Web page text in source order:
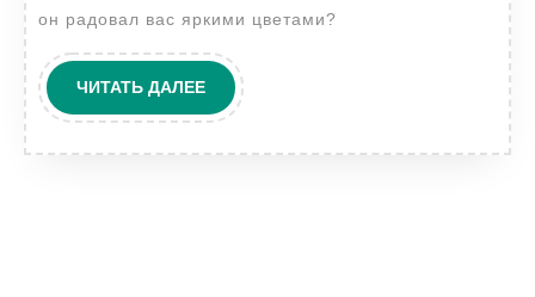
он радовал вас яркими цветами?
ЧИТАТЬ ДАЛЕЕЧИТАТЬ
ДАЛЕЕ